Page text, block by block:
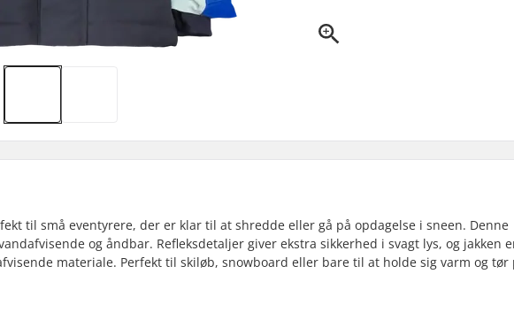
til små eventyrere, der er klar til at shredde eller gå på opdagelse i sneen. Denne
og åndbar. Refleksdetaljer giver ekstra sikkerhed i svagt lys, og jakken
materiale. Perfekt til skiløb, snowboard eller bare til at holde sig varm og tør